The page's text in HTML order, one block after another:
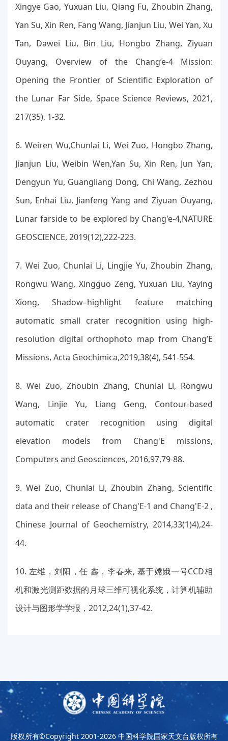
Xingye Gao, Yuxuan Liu, Qiang Fu, Zhoubin Zhang,
Yan Su, Xin Ren, Fang Wang, Jianjun Liu, Wei Yan, Xu
Tan, Dawei Liu, Bin Liu, Hongbo Zhang, Ziyuan
Ouyang, Overview of the Chang’e-4 Mission:
Opening the Frontier of Scientific Exploration of
the Lunar Far Side, Space Science Reviews, 2021,
217(35), 1-32.
6. Weiren Wu,Chunlai Li, Wei Zuo, Hongbo Zhang,
Jianjun Liu, Weibin Wen,Yan Su, Xin Ren, Jun Yan,
Dengyun Yu, Guangliang Dong, Chi Wang, Zezhou
Sun, Enhai Liu, Jianfeng Yang and Ziyuan Ouyang,
Lunar farside to be explored by Chang'e-4,NATURE
GEOSCIENCE, 2019(12),222-223.
7. Wei Zuo, Chunlai Li, Lingjie Yu, Zhoubin Zhang,
Rongwu Wang, Xingguo Zeng, Yuxuan Liu, Yaying
Xiong, Shadow–highlight feature matching
automatic small crater recognition using high-
resolution digital orthophoto map from Chang’E
Missions, Acta Geochimica,2019,38(4), 541-554.
8. Wei Zuo, Zhoubin Zhang, Chunlai Li, Rongwu
Wang, Linjie Yu, Liang Geng, Contour-based
automatic crater recognition using digital
elevation models from Chang'E missions,
Computers and Geosciences, 2016,97,79-88.
9. Wei Zuo, Chunlai Li, Zhoubin Zhang, Scientific
data and their release of Chang'E-1 and Chang'E-2 ,
Chinese Journal of Geochemistry, 2014,33(1)4),24-
44.
10. 左维，刘阳，任 鑫，李春来, 基于嫦娥一号CCD相
机和激光测距数据的月球三维可视化系统，计算机辅助
设计与图形学学报，2012,24(1),37-42.
版权所有©Copyright 2001-2026 中国科学院国家天文台版权所有